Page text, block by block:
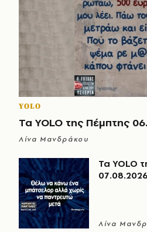
YOLO
Τα YOLO της Πέμπτης
Λίνα Μανδράκου
Τα YOLO
07.08.2026
Λίνα